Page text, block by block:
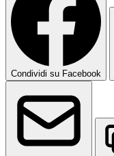
Condividi su Facebook